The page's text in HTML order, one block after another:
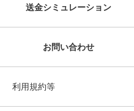
送金シミュレーション
お問い合わせ
利用規約等